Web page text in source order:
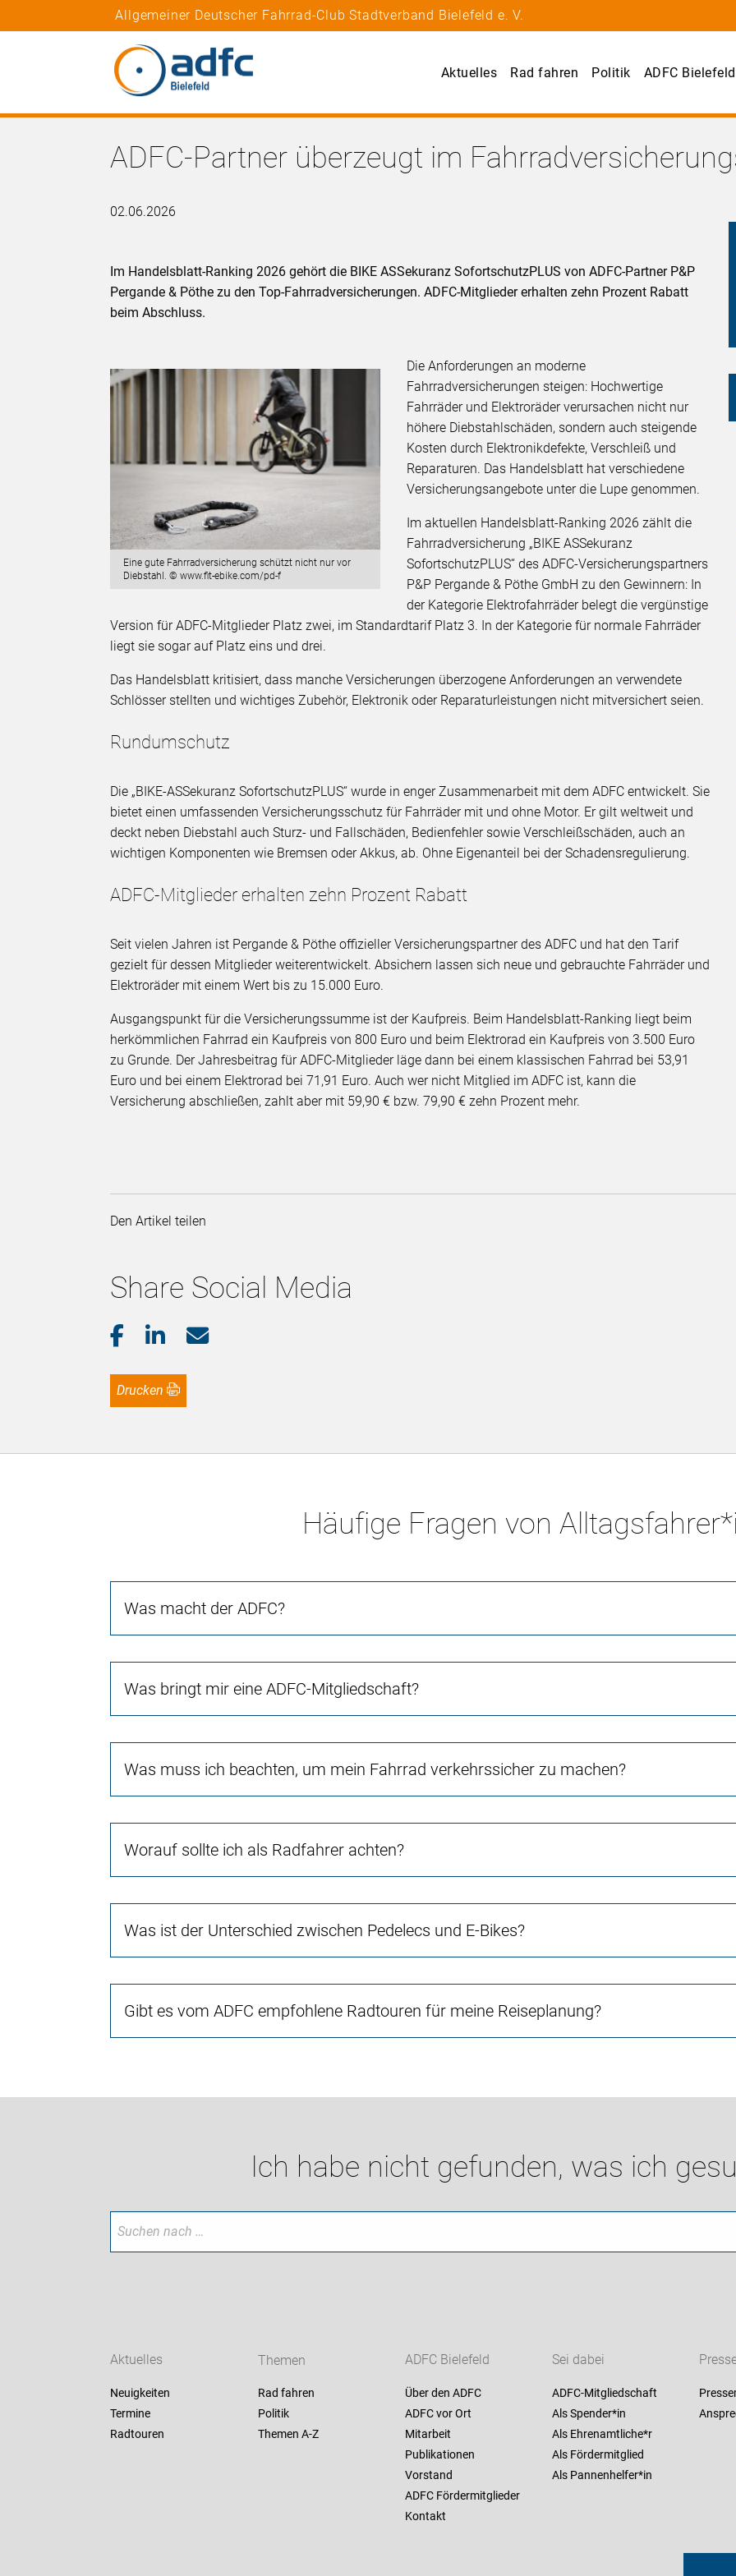
Allgemeiner Deutscher Fahrrad-Club Stadtverband Bielefeld e. V.
Aktuelles Rad fahren Politik ADFC Bielefeld
ADFC-Partner überzeugt im
02.06.2026
Im Handelsblatt-Ranking 2026 gehört die BIKE ASSekuranz SofortschutzPLUS von ADFC-Partner P&P
Pergande & Pöthe zu den Top-Fahrradversicherungen. ADFC-Mitglieder erhalten zehn Prozent Rabatt
beim Abschluss.
Eine gute Fahrradversicherung schützt nicht nur vor
Diebstahl. © www.fit-ebike.com/pd-f
Die Anforderungen an moderne
Fahrradversicherungen steigen: Hochwertige
Fahrräder und Elektroräder verursachen nicht nur
höhere Diebstahlschäden, sondern auch steigende
Kosten durch Elektronikdefekte, Verschleiß und
Reparaturen. Das Handelsblatt hat verschiedene
Versicherungsangebote unter die Lupe genommen.
Im aktuellen Handelsblatt-Ranking 2026 zählt die
Fahrradversicherung „BIKE ASSekuranz
SofortschutzPLUS“ des ADFC-Versicherungspartners
P&P Pergande & Pöthe GmbH zu den Gewinnern: In
der Kategorie Elektrofahrräder belegt die vergünstige
Version für ADFC-Mitglieder Platz zwei, im Standardtarif Platz 3. In der Kategorie für normale Fahrräder
liegt sie sogar auf Platz eins und drei.
Das Handelsblatt kritisiert, dass manche Versicherungen überzogene Anforderungen an verwendete
Schlösser stellten und wichtiges Zubehör, Elektronik oder Reparaturleistungen nicht mitversichert seien.
Rundumschutz
Die „BIKE-ASSekuranz SofortschutzPLUS“ wurde in enger Zusammenarbeit mit dem ADFC entwickelt. Sie
bietet einen umfassenden Versicherungsschutz für Fahrräder mit und ohne Motor. Er gilt weltweit und
deckt neben Diebstahl auch Sturz- und Fallschäden, Bedienfehler sowie Verschleißschäden, auch an
wichtigen Komponenten wie Bremsen oder Akkus, ab. Ohne Eigenanteil bei der Schadensregulierung.
ADFC-Mitglieder erhalten zehn Prozent Rabatt
Seit vielen Jahren ist Pergande & Pöthe offizieller Versicherungspartner des ADFC und hat den Tarif
gezielt für dessen Mitglieder weiterentwickelt. Absichern lassen sich neue und gebrauchte Fahrräder und
Elektroräder mit einem Wert bis zu 15.000 Euro.
Ausgangspunkt für die Versicherungssumme ist der Kaufpreis. Beim Handelsblatt-Ranking liegt beim
herkömmlichen Fahrrad ein Kaufpreis von 800 Euro und beim Elektrorad ein Kaufpreis von 3.500 Euro
zu Grunde. Der Jahresbeitrag für ADFC-Mitglieder läge dann bei einem klassischen Fahrrad bei 53,91
Euro und bei einem Elektrorad bei 71,91 Euro. Auch wer nicht Mitglied im ADFC ist, kann die
Versicherung abschließen, zahlt aber mit 59,90 € bzw. 79,90 € zehn Prozent mehr.
Den Artikel teilen
Share Social Media
Drucken
Häufige Fragen von
Was macht der ADFC?
Was bringt mir eine ADFC-Mitgliedschaft?
Was muss ich beachten, um mein Fahrrad verkehrssicher zu machen?
Worauf sollte ich als Radfahrer achten?
Was ist der Unterschied zwischen Pedelecs und E-Bikes?
Gibt es vom ADFC empfohlene Radtouren für meine Reiseplanung?
Ich habe nicht gefunden, was ich
Aktuelles
Neuigkeiten
Termine
Radtouren
Themen
Rad fahren
Politik
Themen A-Z
ADFC Bielefeld
Über den ADFC
ADFC vor Ort
Mitarbeit
Publikationen
Vorstand
ADFC Fördermitglieder
Kontakt
Sei dabei
ADFC-Mitgliedschaft
Als Spender*in
Als Ehrenamtliche*r
Als Fördermitglied
Als Pannenhelfer*in